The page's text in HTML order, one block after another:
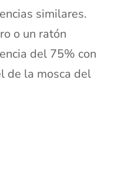
similares.
o un ratón
del 75% con
de la mosca del